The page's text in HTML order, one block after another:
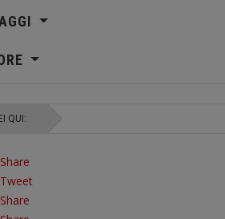
QUI:
Share
Tweet
Share